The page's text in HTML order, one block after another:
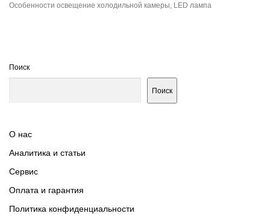
Особенности освещение холодильной камеры, LED лампа
Поиск
Поиск
О нас
Аналитика и статьи
Сервис
Оплата и гарантия
Политика конфиденциальности